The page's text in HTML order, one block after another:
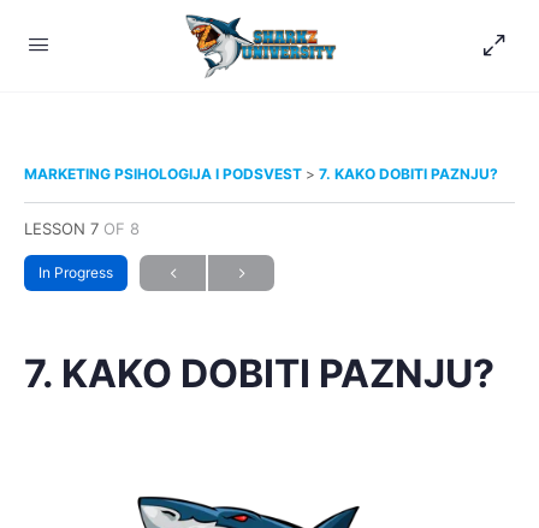
MARKETING PSIHOLOGIJA I PODSVEST 7. KAKO DOBITI PAZNJU?
LESSON 7 OF 8
In Progress
7. KAKO DOBITI PAZNJU?